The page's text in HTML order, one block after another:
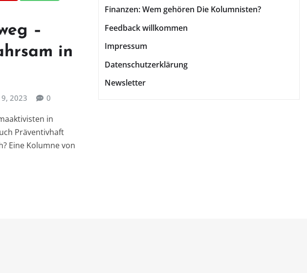
–
in
9, 2023 0
in
Präventivhaft
Eine Kolumne von
Finanzen: Wem gehören Die Kolumnisten?
Feedback willkommen
Impressum
Datenschutzerklärung
Newsletter